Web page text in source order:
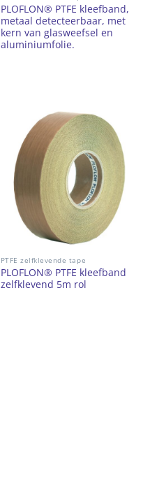
PLOFLON® PTFE kleefband,
metaal detecteerbaar, met
kern van glasweefsel en
aluminiumfolie.
PTFE zelfklevende tape
PLOFLON® PTFE kleefband
zelfklevend 5m rol